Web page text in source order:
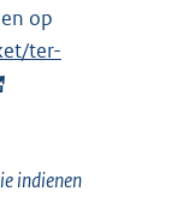
k
op
x
n
ter-
indienen